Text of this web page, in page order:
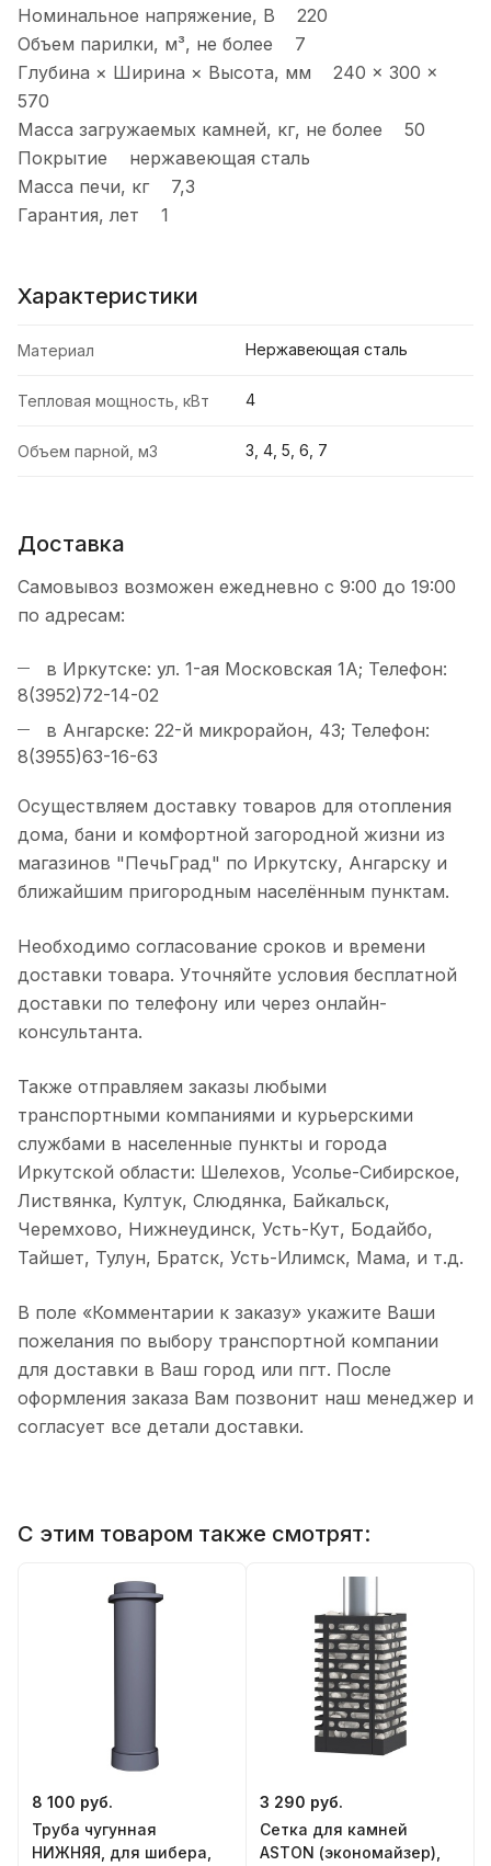
Номинальное напряжение, В 220
Объем парилки, м³, не более 7
Глубина × Ширина × Высота, мм 240 × 300 ×
570
Масса загружаемых камней, кг, не более 50
Покрытие нержавеющая сталь
Масса печи, кг 7,3
Гарантия, лет 1
Характеристики
Материал Нержавеющая сталь
Тепловая мощность, кВт 4
Объем парной, м3 3, 4, 5, 6, 7
Доставка
Самовывоз возможен ежедневно с 9:00 до 19:00
по адресам:
в Иркутске: ул. 1-ая Московская 1А; Телефон:
8(3952)72-14-02
в Ангарске: 22-й микрорайон, 43; Телефон:
8(3955)63-16-63
Осуществляем доставку товаров для отопления
дома, бани и комфортной загородной жизни из
магазинов "ПечьГрад" по Иркутску, Ангарску и
ближайшим пригородным населённым пунктам.
Необходимо согласование сроков и времени
доставки товара. Уточняйте условия бесплатной
доставки по телефону или через онлайн-
консультанта.
Также отправляем заказы любыми
транспортными компаниями и курьерскими
службами в населенные пункты и города
Иркутской области: Шелехов, Усолье-Сибирское,
Листвянка, Култук, Слюдянка, Байкальск,
Черемхово, Нижнеудинск, Усть-Кут, Бодайбо,
Тайшет, Тулун, Братск, Усть-Илимск, Мама, и т.д.
В поле «Комментарии к заказу» укажите Ваши
пожелания по выбору транспортной компании
для доставки в Ваш город или пгт. После
оформления заказа Вам позвонит наш менеджер и
согласует все детали доставки.
С этим товаром также смотрят:
8 100 руб.
Труба чугунная
НИЖНЯЯ, для шибера,
3 290 руб.
Сетка для камней
ASTON (экономайзер),